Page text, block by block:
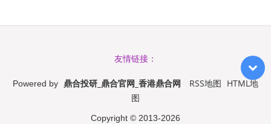
友情链接：
Powered by 鼎合投研_鼎合官网_香港鼎合网 RSS地图 HTML地
图
Copyright © 2013-2026